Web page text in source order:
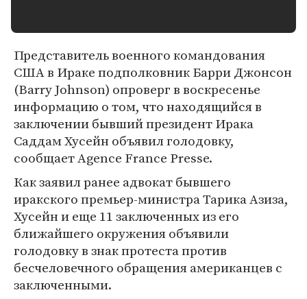
Представитель военного командования
США в Ираке подполковник Барри Джонсон
(Barry Johnson) опроверг в воскресенье
информацию о том, что находящийся в
заключении бывший президент Ирака
Саддам Хусейн объявил голодовку,
сообщает Agence France Presse.
Как заявил ранее адвокат бывшего
иракского премьер-министра Тарика Азиза,
Хусейн и еще 11 заключенных из его
ближайшего окружения объявили
голодовку в знак протеста против
бесчеловечного обращения американцев с
заключенными.